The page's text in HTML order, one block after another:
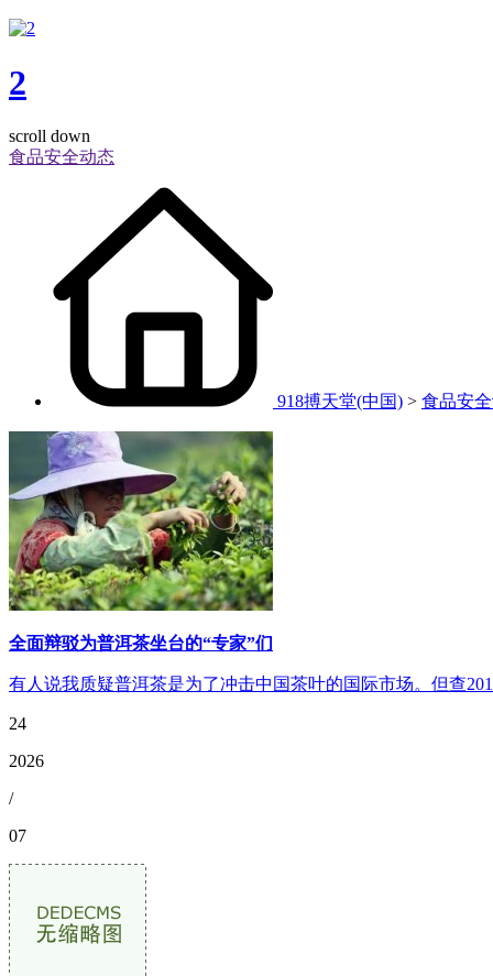
2
scroll down
食品安全动态
918搏天堂(中国) > 食品安
全面辩驳为普洱茶坐台的“专家”们
有人说我质疑普洱茶是为了冲击中国茶叶的国际市场。但查
24
2026
/
07